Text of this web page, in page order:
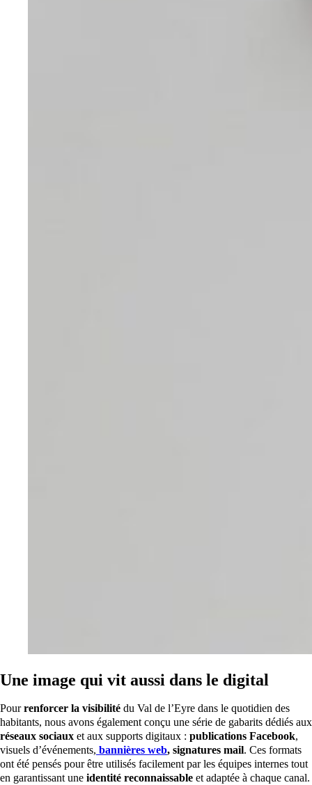
Une image qui vit aussi dans le digital
Pourrenforcer la visibilité du Val de l’Eyre dans le quotidien des
habitants, nous avons également conçu une série de gabarits dédiés aux
réseaux sociaux et aux supports digitaux : publications Facebook,
visuels d’événements, bannières web, signatures mail. Ces formats
ont été pensés pour être utilisés facilement par les équipes internes tout
en garantissant une identité reconnaissable et adaptée à chaque canal.